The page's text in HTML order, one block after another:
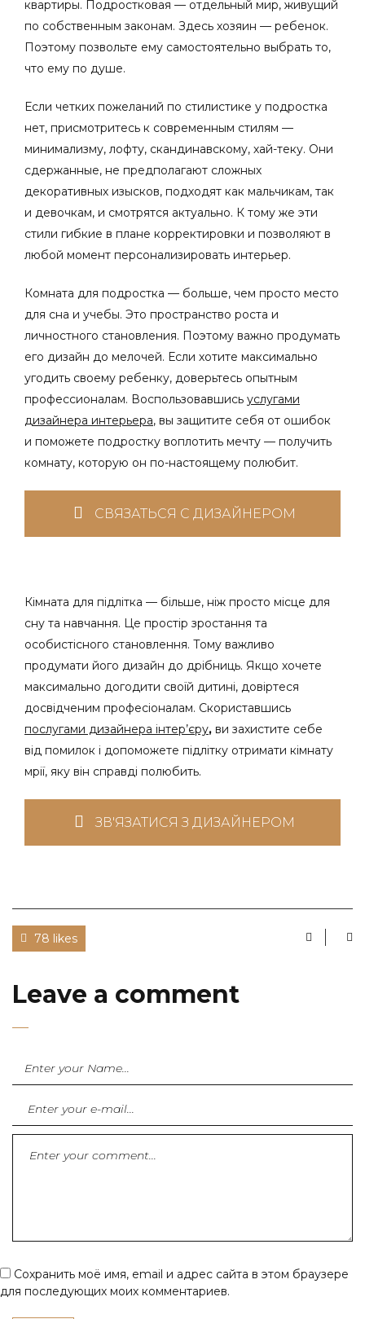
квартиры. Подростковая — отдельный мир, живущий
по собственным законам. Здесь хозяин — ребенок.
Поэтому позвольте ему самостоятельно выбрать то,
что ему по душе.
Если четких пожеланий по стилистике у подростка
нет, присмотритесь к современным стилям —
минимализму, лофту, скандинавскому, хай-теку. Они
сдержанные, не предполагают сложных
декоративных изысков, подходят как мальчикам, так
и девочкам, и смотрятся актуально. К тому же эти
стили гибкие в плане корректировки и позволяют в
любой момент персонализировать интерьер.
Комната для подростка — больше, чем просто место
для сна и учебы. Это пространство роста и
личностного становления. Поэтому важно продумать
его дизайн до мелочей. Если хотите максимально
угодить своему ребенку, доверьтесь опытным
профессионалам. Воспользовавшись услугами
дизайнера интерьера, вы защитите себя от ошибок
и поможете подростку воплотить мечту — получить
комнату, которую он по-настоящему полюбит.
СВЯЗАТЬСЯ С ДИЗАЙНЕРОМ
Кімната для підлітка — більше, ніж просто місце для
сну та навчання. Це простір зростання та
особистісного становлення. Тому важливо
продумати його дизайн до дрібниць. Якщо хочете
максимально догодити своїй дитині, довіртеся
досвідченим професіоналам. Скориставшись
послугами дизайнера інтер’єру, ви захистите себе
від помилок і допоможете підлітку отримати кімнату
мрії, яку він справді полюбить.
ЗВ'ЯЗАТИСЯ З ДИЗАЙНЕРОМ
78 likes
Leave a comment
Сохранить моё имя, email и адрес сайта в этом браузере
для последующих моих комментариев.